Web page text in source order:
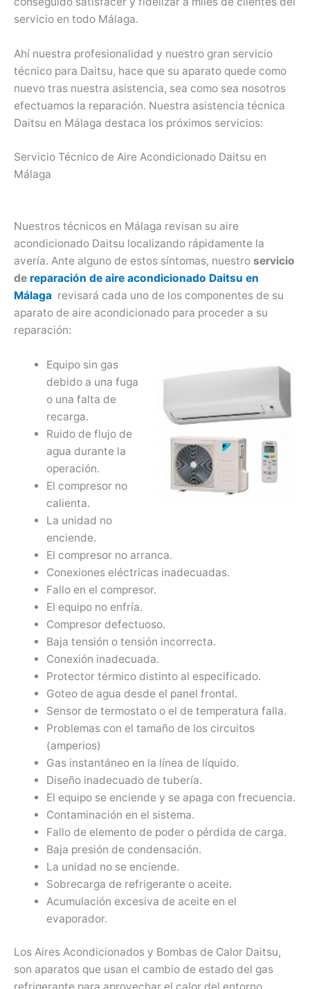
servicio en todo Málaga.
Ahí nuestra profesionalidad y nuestro gran servicio
técnico para Daitsu, hace que su aparato quede como
nuevo tras nuestra asistencia, sea como sea nosotros
efectuamos la reparación. Nuestra asistencia técnica
Daitsu en Málaga destaca los próximos servicios:
Servicio Técnico de Aire Acondicionado Daitsu en
Málaga
Nuestros técnicos en Málaga revisan su aire
acondicionado Daitsu localizando rápidamente la
avería. Ante alguno de estos síntomas, nuestro servicio
de reparación de aire acondicionado Daitsu en
Málaga revisará cada uno de los componentes de su
aparato de aire acondicionado para proceder a su
reparación:
Equipo sin gas
debido a una fuga
o una falta de
recarga.
Ruido de flujo de
agua durante la
operación.
El compresor no
calienta.
La unidad no
enciende.
El compresor no arranca.
Conexiones eléctricas inadecuadas.
Fallo en el compresor.
El equipo no enfría.
Compresor defectuoso.
Baja tensión o tensión incorrecta.
Conexión inadecuada.
Protector térmico distinto al especificado.
Goteo de agua desde el panel frontal.
Sensor de termostato o el de temperatura falla.
Problemas con el tamaño de los circuitos
(amperios)
Gas instantáneo en la línea de líquido.
Diseño inadecuado de tubería.
El equipo se enciende y se apaga con frecuencia.
Contaminación en el sistema.
Fallo de elemento de poder o pérdida de carga.
Baja presión de condensación.
La unidad no se enciende.
Sobrecarga de refrigerante o aceite.
Acumulación excesiva de aceite en el
evaporador.
Los Aires Acondicionados y Bombas de Calor Daitsu,
son aparatos que usan el cambio de estado del gas